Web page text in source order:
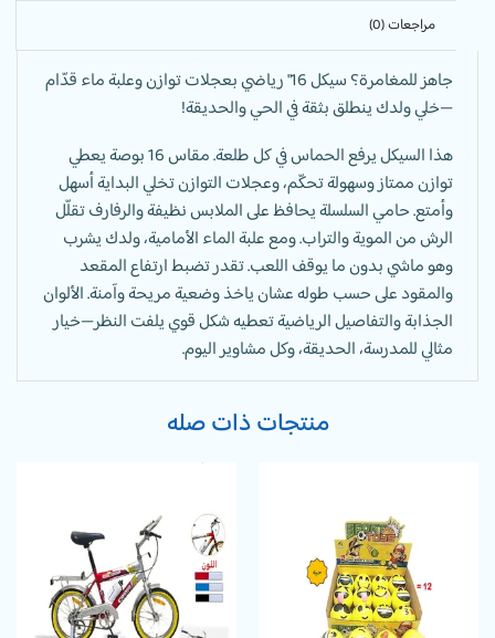
مراجعات (0)
جاهز للمغامرة؟ سيكل 16″ رياضي بعجلات توازن وعلبة ماء قدّام
—خلي ولدك ينطلق بثقة في الحي والحديقة!
هذا السيكل يرفع الحماس في كل طلعة. مقاس 16 بوصة يعطي
توازن ممتاز وسهولة تحكّم، وعجلات التوازن تخلي البداية أسهل
وأمتع. حامي السلسلة يحافظ على الملابس نظيفة والرفارف تقلّل
الرش من الموية والتراب. ومع علبة الماء الأمامية، ولدك يشرب
وهو ماشي بدون ما يوقف اللعب. تقدر تضبط ارتفاع المقعد
والمقود على حسب طوله عشان ياخذ وضعية مريحة وآمنة. الألوان
الجذابة والتفاصيل الرياضية تعطيه شكل قوي يلفت النظر—خيار
مثالي للمدرسة، الحديقة، وكل مشاوير اليوم.
منتجات ذات صله